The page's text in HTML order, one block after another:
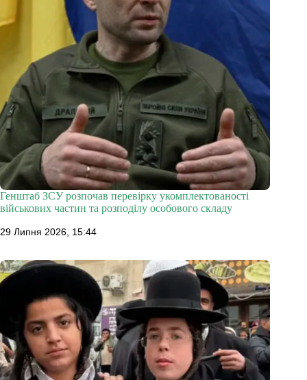
Генштаб ЗСУ розпочав перевірку укомплектованості
військових частин та розподілу особового складу
29 Липня 2026, 15:44